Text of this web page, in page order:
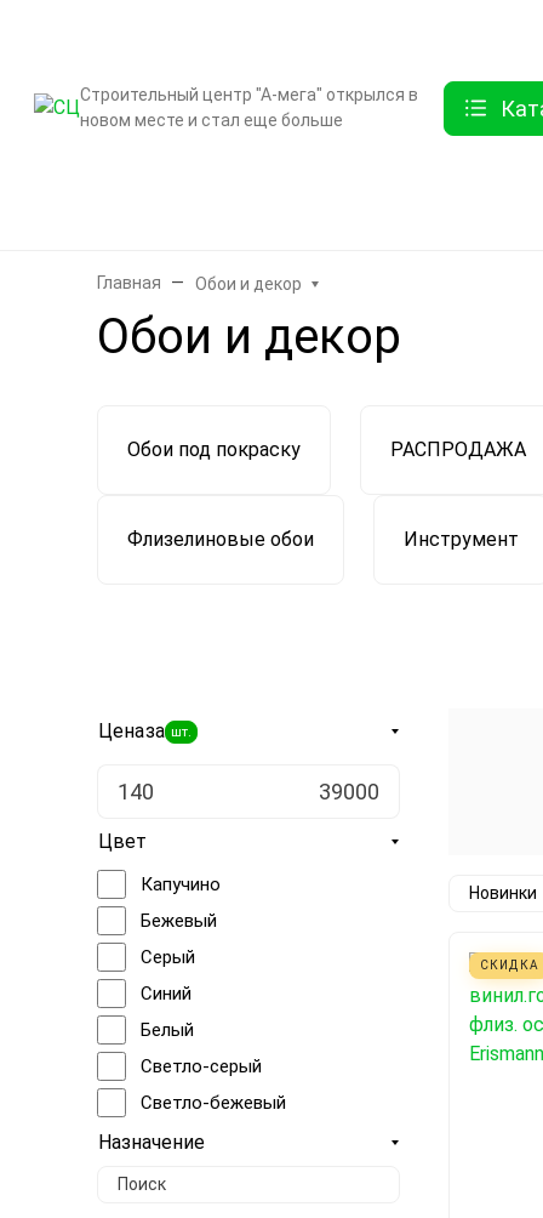
Строительный центр "А-мега" открылся в
новом месте и стал еще больше
Главная Обои и декор
Обои и декор
Обои под покраску РАСПРОДАЖА
Флизелиновые обои Инструмент
Ценаза шт.
Цвет
Капучино
Бежевый
Серый
Синий
Белый
Светло-серый
Светло-бежевый
Темно-серый
Назначение
Новинки
СКИДКА